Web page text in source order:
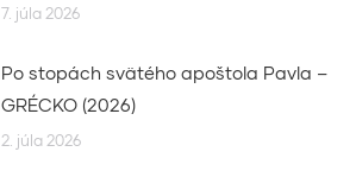
7. júla 2026
Po stopách svätého apoštola Pavla –
GRÉCKO (2026)
2. júla 2026